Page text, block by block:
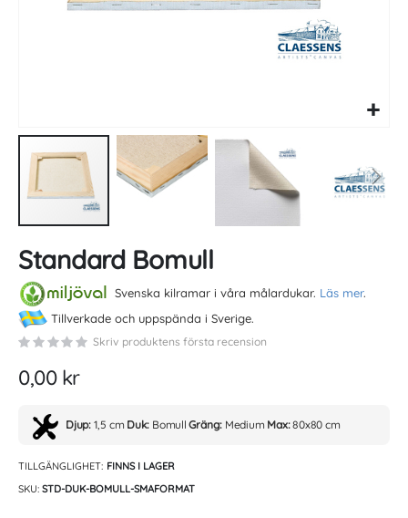
to
the
beginning
of
the
images
gallery
Standard Bomull
Svenska kilramar i våra målardukar. Läs mer.
Tillverkade och uppspända i Sverige.
Skriv produktens första recension
0,00 kr
Djup:1,5 cm Duk: BomullGräng: Medium Max:80x80 cm
TILLGÄNGLIGHET: FINNS I LAGER
SKU STD-DUK-BOMULL-SMAFORMAT